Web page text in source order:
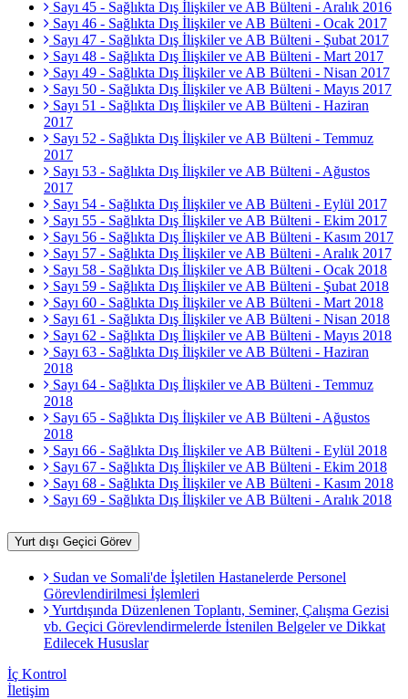
Sayı 45 - Sağlıkta Dış İlişkiler ve AB Bülteni - Aralık 2016
Sayı 46 - Sağlıkta Dış İlişkiler ve AB Bülteni - Ocak 2017
Sayı 47 - Sağlıkta Dış İlişkiler ve AB Bülteni - Şubat 2017
Sayı 48 - Sağlıkta Dış İlişkiler ve AB Bülteni - Mart 2017
Sayı 49 - Sağlıkta Dış İlişkiler ve AB Bülteni - Nisan 2017
Sayı 50 - Sağlıkta Dış İlişkiler ve AB Bülteni - Mayıs 2017
Sayı 51 - Sağlıkta Dış İlişkiler ve AB Bülteni - Haziran
2017
Sayı 52 - Sağlıkta Dış İlişkiler ve AB Bülteni - Temmuz
2017
Sayı 53 - Sağlıkta Dış İlişkiler ve AB Bülteni - Ağustos
2017
Sayı 54 - Sağlıkta Dış İlişkiler ve AB Bülteni - Eylül 2017
Sayı 55 - Sağlıkta Dış İlişkiler ve AB Bülteni - Ekim 2017
Sayı 56 - Sağlıkta Dış İlişkiler ve AB Bülteni - Kasım 2017
Sayı 57 - Sağlıkta Dış İlişkiler ve AB Bülteni - Aralık 2017
Sayı 58 - Sağlıkta Dış İlişkiler ve AB Bülteni - Ocak 2018
Sayı 59 - Sağlıkta Dış İlişkiler ve AB Bülteni - Şubat 2018
Sayı 60 - Sağlıkta Dış İlişkiler ve AB Bülteni - Mart 2018
Sayı 61 - Sağlıkta Dış İlişkiler ve AB Bülteni - Nisan 2018
Sayı 62 - Sağlıkta Dış İlişkiler ve AB Bülteni - Mayıs 2018
Sayı 63 - Sağlıkta Dış İlişkiler ve AB Bülteni - Haziran
2018
Sayı 64 - Sağlıkta Dış İlişkiler ve AB Bülteni - Temmuz
2018
Sayı 65 - Sağlıkta Dış İlişkiler ve AB Bülteni - Ağustos
2018
Sayı 66 - Sağlıkta Dış İlişkiler ve AB Bülteni - Eylül 2018
Sayı 67 - Sağlıkta Dış İlişkiler ve AB Bülteni - Ekim 2018
Sayı 68 - Sağlıkta Dış İlişkiler ve AB Bülteni - Kasım 2018
Sayı 69 - Sağlıkta Dış İlişkiler ve AB Bülteni - Aralık 2018
Yurt dışı Geçici Görev
Sudan ve Somali'de İşletilen Hastanelerde Personel
Görevlendirilmesi İşlemleri
Yurtdışında Düzenlenen Toplantı, Seminer, Çalışma Gezisi
vb. Geçici Görevlendirmelerde İstenilen Belgeler ve Dikkat
Edilecek Hususlar
İç Kontrol
İletişim